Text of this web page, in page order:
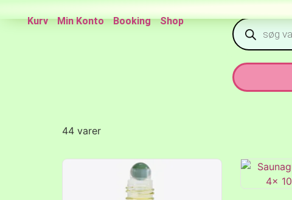
Kurv Min Konto Booking Shop
44 varer